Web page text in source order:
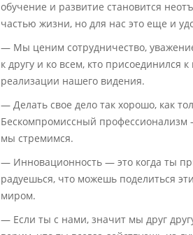
обучение и развитие становится
частью жизни, но для нас это еще и
— Мы ценим сотрудничество,
к другу и ко всем, кто присоединился
реализации нашего видения.
— Делать свое дело так хорошо, как
Бескомпромиссный профессионализм
мы стремимся.
— Инновационность — это когда ты
радуешься, что можешь поделиться
миром.
— Если ты с нами, значит мы друг